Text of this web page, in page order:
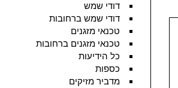
דודי שמש
דודי שמש ברחובות
טכנאי מזגנים
טכנאי מזגנים ברחובות
כל הידיעות
כספות
מדביר מזיקים